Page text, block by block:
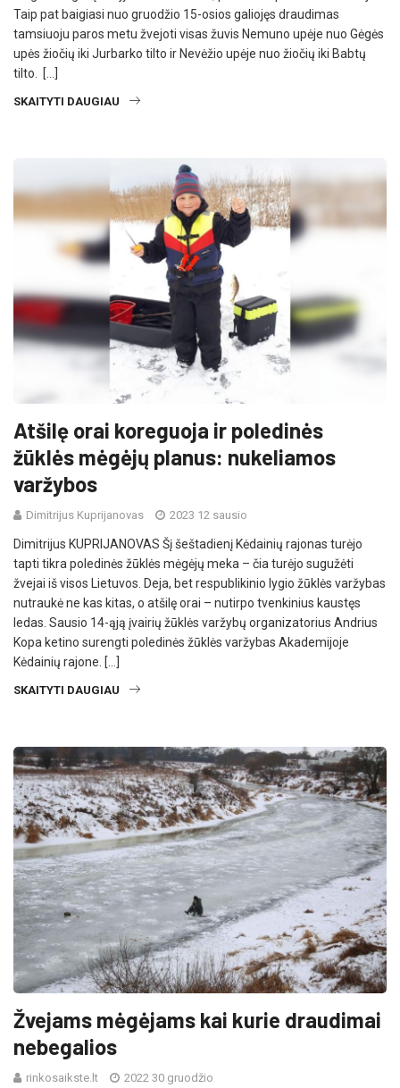
Taip pat baigiasi nuo gruodžio 15-osios galiojęs draudimas
tamsiuoju paros metu žvejoti visas žuvis Nemuno upėje nuo Gėgės
upės žiočių iki Jurbarko tilto ir Nevėžio upėje nuo žiočių iki Babtų
tilto. […]
SKAITYTI DAUGIAU
Atšilę orai koreguoja ir poledinės
žūklės mėgėjų planus: nukeliamos
varžybos
Dimitrijus Kuprijanovas 2023 12 sausio
Dimitrijus KUPRIJANOVAS Šį šeštadienį Kėdainių rajonas turėjo
tapti tikra poledinės žūklės mėgėjų meka – čia turėjo sugužėti
žvejai iš visos Lietuvos. Deja, bet respublikinio lygio žūklės varžybas
nutraukė ne kas kitas, o atšilę orai – nutirpo tvenkinius kaustęs
ledas. Sausio 14-ąją įvairių žūklės varžybų organizatorius Andrius
Kopa ketino surengti poledinės žūklės varžybas Akademijoje
Kėdainių rajone. […]
SKAITYTI DAUGIAU
Žvejams mėgėjams kai kurie draudimai
nebegalios
rinkosaikste.lt 2022 30 gruodžio